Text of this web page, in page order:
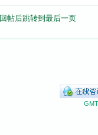
回帖后跳转到最后一页